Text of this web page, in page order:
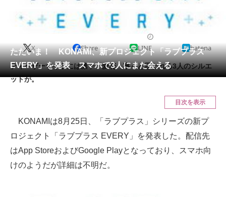
リサーチ
会員記事
メディア
スマホと通信の最新トレンド
ただいま！ KONAMI、新プロジェクト「ラブプラス
EVERY」を発表 スマホで3人にまた会える
X Share LINE hatena
ティーザーサイトには凛子・愛花・寧々と思われる3人のシルエ
ットが。
目次を表示
KONAMIは8月25日、「ラブプラス」シリーズの新プ
ロジェクト「ラブプラス EVERY」を発表した。配信先
はApp StoreおよびGoogle Playとなっており、スマホ向
けのようだが詳細は不明だ。